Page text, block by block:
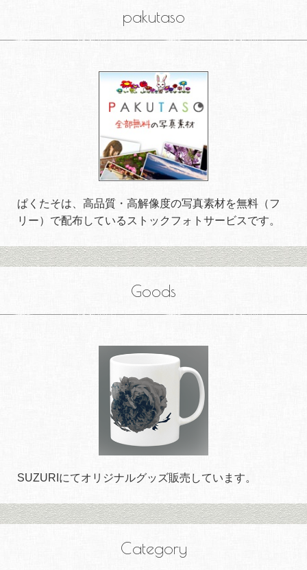
pakutaso
ぱくたそは、高品質・高解像度の写真素材を無料（フ
リー）で配布しているストックフォトサービスです。
Goods
SUZURIにてオリジナルグッズ販売しています。
Category